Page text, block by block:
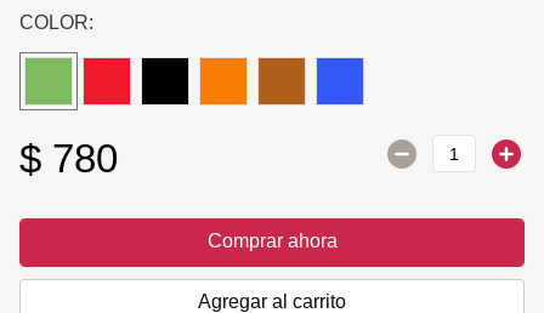
COLOR:
$ 780
Comprar ahora
Agregar al carrito